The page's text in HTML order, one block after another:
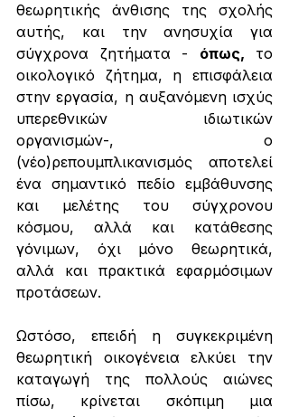
θεωρητικής άνθισης της σχολής
αυτής, και την ανησυχία για
σύγχρονα ζητήματα - όπως, το
οικολογικό ζήτημα, η επισφάλεια
στην εργασία, η αυξανόμενη ισχύς
υπερεθνικών ιδιωτικών
οργανισμών-, ο
(νέο)ρεπουμπλικανισμός αποτελεί
ένα σημαντικό πεδίο εμβάθυνσης
και μελέτης του σύγχρονου
κόσμου, αλλά και κατάθεσης
γόνιμων, όχι μόνο θεωρητικά,
αλλά και πρακτικά εφαρμόσιμων
προτάσεων.
Ωστόσο, επειδή η συγκεκριμένη
θεωρητική οικογένεια ελκύει την
καταγωγή της πολλούς αιώνες
πίσω, κρίνεται σκόπιμη μια